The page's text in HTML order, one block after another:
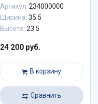
Артикул: 234000000
Ширина: 35.5
Высота: 23.5
24 200 руб.
В корзину
Сравнить